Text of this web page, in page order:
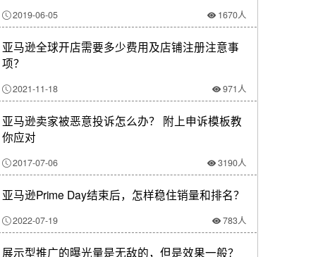
2019-06-05 1670人
亚马逊全球开店需要多少费用及店铺注册注意事
项？
2021-11-18 971人
亚马逊卖家被恶意投诉怎么办？ 附上申诉模板教
你应对
2017-07-06 3190人
亚马逊Prime Day结束后，怎样稳住销量和排名？
2022-07-19 783人
展示型推广的曝光量是无敌的，但是效果一般？